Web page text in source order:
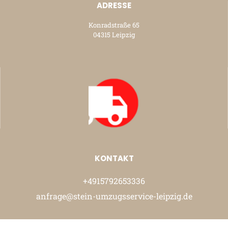
ADRESSE
Konradstraße 65
04315 Leipzig
KONTAKT
+4915792653336
anfrage@stein-umzugsservice-leipzig.de